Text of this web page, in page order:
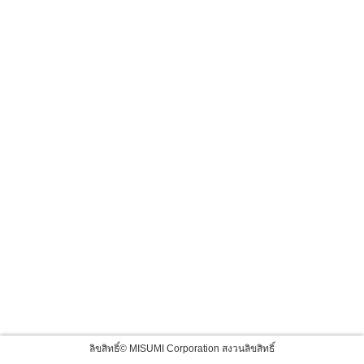
ลิขสิทธิ์© MISUMI Corporation สงวนลิขสิทธิ์